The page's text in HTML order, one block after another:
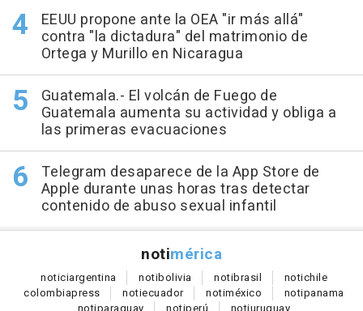
EEUU propone ante la OEA "ir más allá"
contra "la dictadura" del matrimonio de
Ortega y Murillo en Nicaragua
Guatemala.- El volcán de Fuego de
Guatemala aumenta su actividad y obliga a
las primeras evacuaciones
Telegram desaparece de la App Store de
Apple durante unas horas tras detectar
contenido de abuso sexual infantil
notimérica
noticiargentina notibolivia notibrasil notichile
colombiapress notiecuador notiméxico notipanama